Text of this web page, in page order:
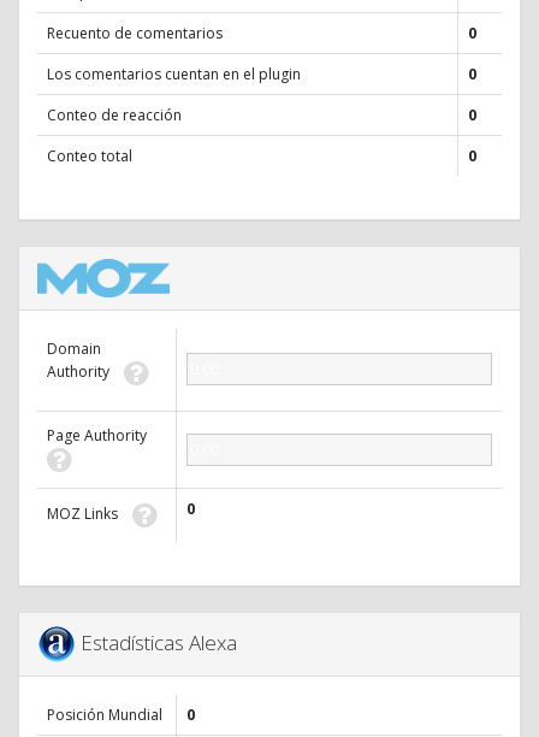
Recuento de comentarios
0
Los comentarios cuentan en el plugin
0
Conteo de reacción
0
Conteo total
0
Domain
Authority
Page Authority
MOZ Links 0
Estadísticas Alexa
Posición Mundial
0